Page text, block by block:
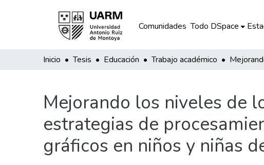
Comunidades Todo DSpace
Inicio Tesis Educación Trabajo académico
Mejorando los niveles de
estrategias de
gráficos en niños y niñas